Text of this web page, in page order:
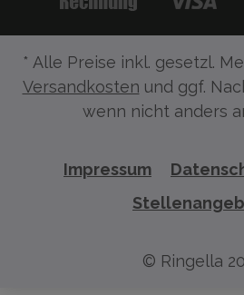
* Alle Preise inkl. gesetzl.
Versandkosten und ggf.
wenn nicht anders
Impressum
© Ringella